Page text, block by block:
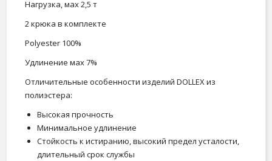
Нагрузка, мах 2,5 т
2 крюка в комплекте
Polyester 100%
Удлинение мах 7%
Отличительные особенности изделий DOLLEX из
полиэстера:
Высокая прочность
Минимальное удлинение
Стойкость к истиранию, высокий предел усталости,
длительный срок службы